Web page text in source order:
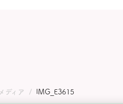
メディア IMG_E3615